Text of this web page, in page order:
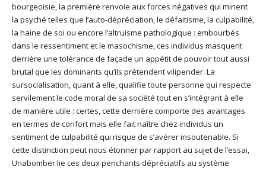
bourgeoisie, la première renvoie aux forces négatives qui minent
la psyché telles que l’auto-dépréciation, le défaitisme, la culpabilité,
la haine de soi ou encore l’altruisme pathologique : embourbés
dans le ressentiment et le masochisme, ces individus masquent
derrière une tolérance de façade un appétit de pouvoir tout aussi
brutal que les dominants qu’ils prétendent vilipender. La
sursocialisation, quant à elle, qualifie toute personne qui respecte
servilement le code moral de sa société tout en s’intégrant à elle
de manière utile : certes, cette dernière comporte des avantages
en termes de confort mais elle fait naître chez individus un
sentiment de culpabilité qui risque de s’avérer insoutenable. Si
cette distinction peut nous étonner par rapport au sujet de l’essai,
Unabomber lie ces deux penchants dépréciatifs au système